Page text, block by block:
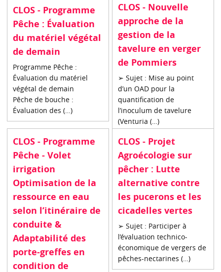
CLOS - Nouvelle
approche de la
gestion de la
tavelure en verger
de Pommiers
➢ Sujet : Mise au point
d’un OAD pour la
quantification de
l’inoculum de tavelure
(Venturia (…)
CLOS - Programme
Pêche : Évaluation
du matériel végétal
de demain
Programme Pêche :
Évaluation du matériel
végétal de demain
Pêche de bouche :
Évaluation des (…)
CLOS - Programme
Pêche - Volet
irrigation
Optimisation de la
ressource en eau
selon l’itinéraire de
conduite &
Adaptabilité des
porte-greffes en
condition de
CLOS - Projet
Agroécologie sur
pêcher : Lutte
alternative contre
les pucerons et les
cicadelles vertes
➢ Sujet : Participer à
l’évaluation technico-
économique de vergers de
pêches-nectarines (…)